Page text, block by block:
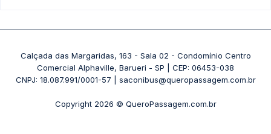
Passagens Pássaro Marron
+ Viações
Rodoviária Belo Horizonte - Gov. Israel Pinheiro (Tergip)
Rodoviária Curitiba
+ Rodoviárias
Calçada das Margaridas, 163 - Sala 02 - Condomínio Centro
Comercial Alphaville, Barueri - SP | CEP: 06453-038
CNPJ: 18.087.991/0001-57 | saconibus@queropassagem.com.br
Copyright 2026 © QueroPassagem.com.br